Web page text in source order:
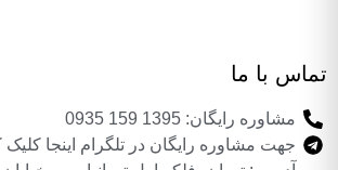
تماس با ما
مشاوره رایگان: 1395 159 0935
جهت مشاوره رایگان در تلگرام اینجا کلیک